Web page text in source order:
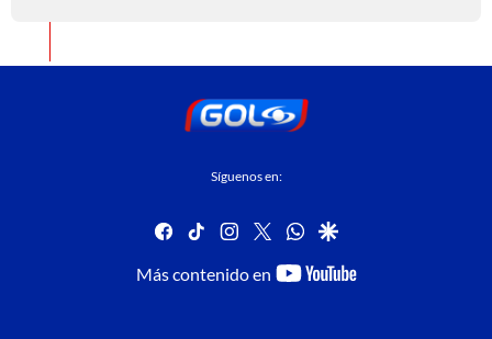
Síguenos en:
facebook
tiktok instagram
twitterwhatsapp
google
Más contenido en
youtube-